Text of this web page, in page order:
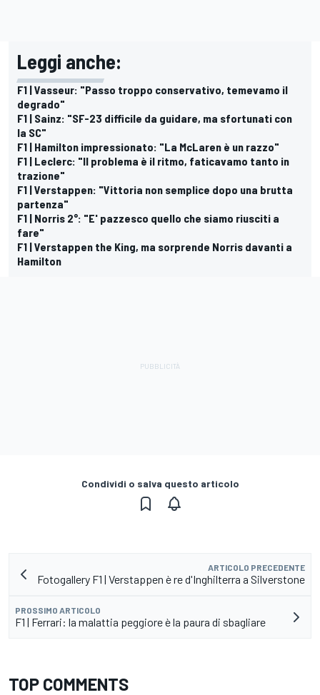
Leggi anche:
F1 | Vasseur: "Passo troppo conservativo, temevamo il
degrado"
F1 | Sainz: "SF-23 difficile da guidare, ma sfortunati con
la SC"
F1 | Hamilton impressionato: "La McLaren è un razzo"
F1 | Leclerc: "Il problema è il ritmo, faticavamo tanto in
trazione"
F1 | Verstappen: "Vittoria non semplice dopo una brutta
partenza"
F1 | Norris 2°: "E' pazzesco quello che siamo riusciti a
fare"
F1 | Verstappen the King, ma sorprende Norris davanti a
Hamilton
Condividi o salva questo articolo
ARTICOLO PRECEDENTE
Fotogallery F1 | Verstappen è re d'Inghilterra a Silverstone
PROSSIMO ARTICOLO
F1 | Ferrari: la malattia peggiore è la paura di sbagliare
TOP COMMENTS